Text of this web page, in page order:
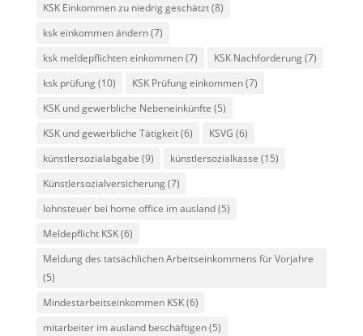
KSK Einkommen zu niedrig geschätzt(8)
ksk einkommen ändern(7)
ksk meldepflichten einkommen(7) KSK Nachforderung(7)
ksk prüfung(10) KSK Prüfung einkommen(7)
KSK und gewerbliche Nebeneinkünfte (5)
KSK und gewerbliche Tätigkeit(6) KSVG (6)
künstlersozialabgabe (9) künstlersozialkasse (15)
Künstlersozialversicherung(7)
lohnsteuer bei home office im ausland(5)
Meldepflicht KSK(6)
Meldung des tatsächlichen Arbeitseinkommens für Vorjahre
(5)
Mindestarbeitseinkommen KSK(6)
mitarbeiter im ausland beschäftigen(5)